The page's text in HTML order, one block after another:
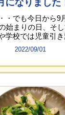
になりました
・でも今日から9
始まりの日、そ
学校では児童引
2022/09/01